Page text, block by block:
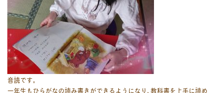
音読です。
一年生もひらがなの読み書きができるようになり､教科書を上手に読め